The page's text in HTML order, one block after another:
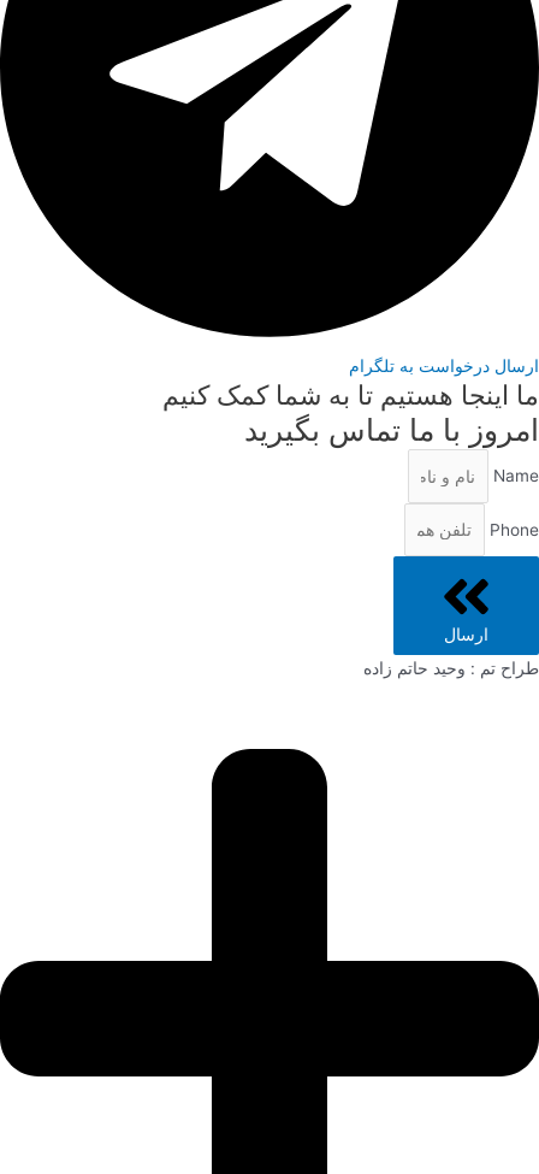
ارسال درخواست به تلگرام
ما اینجا هستیم تا به شما کمک کنیم
امروز با ما تماس بگیرید
Name
Phone
ارسال
طراح تم : وحید حاتم زاده